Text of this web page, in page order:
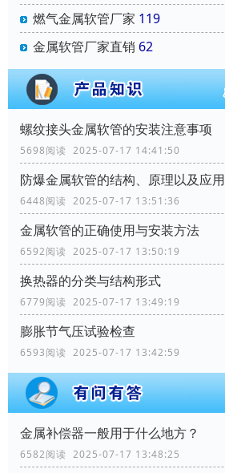
燃气金属软管厂家 119
金属软管厂家直销 62
螺纹接头金属软管的安装注意事项
5698阅读 2025-07-17 14:41:50
防爆金属软管的结构、原理以及应用
6448阅读 2025-07-17 13:51:36
金属软管的正确使用与安装方法
6592阅读 2025-07-17 13:50:19
换热器的分类与结构形式
6779阅读 2025-07-17 13:49:19
膨胀节气压试验检查
6593阅读 2025-07-17 13:42:59
金属补偿器一般用于什么地方？
6582阅读 2025-07-17 13:48:25